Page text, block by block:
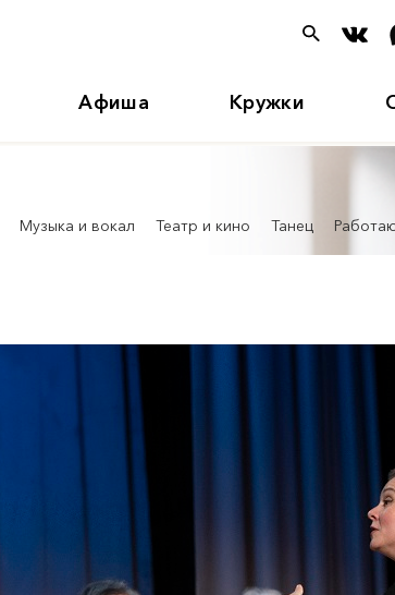
Афиша Кружки
Музыка и вокал Театр и кино Танец